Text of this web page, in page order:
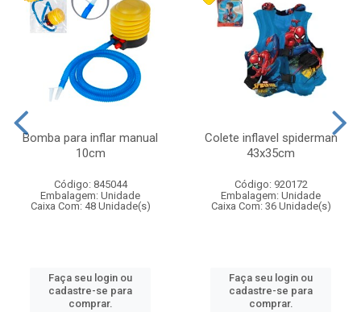
Bomba para inflar manual
10cm
Código: 845044
Embalagem: Unidade
Caixa Com: 48 Unidade(s)
Faça seu login ou
cadastre-se para
comprar.
Colete inflavel spiderman
43x35cm
Código: 920172
Embalagem: Unidade
Caixa Com: 36 Unidade(s)
Faça seu login ou
cadastre-se para
comprar.